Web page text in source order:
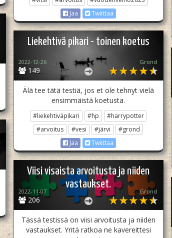
Jaa
Twiittaa
Liekehtivä pikari - toinen koetus
149
2022-12-26 Grond
Älä tee tätä testiä, jos et ole tehnyt vielä
ensimmäistä koetusta.
#liekehtiväpikari #hp
#harrypotter
#arvoitus
#vesi #järvi
#grond
Jaa
Twiittaa
Viisi visaista arvoitusta ja niiden
vastaukset.
206
2022-11-07 Grond
Tässä testissä on viisi arvoitusta ja niiden
vastaukset. Yritä ratkoa ne kavereittesi